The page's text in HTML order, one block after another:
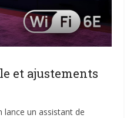
et ajustements
lance un assistant de